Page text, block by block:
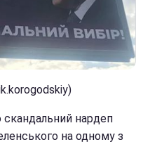
нардеп
на одному з